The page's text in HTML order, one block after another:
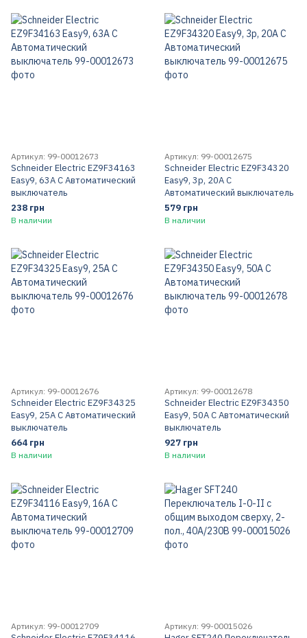
Артикул: 99-00012673
Schneider Electric EZ9F34163
Easy9, 63A C Автоматический
выключатель
238 грн
В наличии
Артикул: 99-00012675
Schneider Electric EZ9F34320
Easy9, 3p, 20A C
Автоматический выключатель
579 грн
В наличии
Артикул: 99-00012676
Schneider Electric EZ9F34325
Easy9, 25A C Автоматический
выключатель
664 грн
В наличии
Артикул: 99-00012678
Schneider Electric EZ9F34350
Easy9, 50A C Автоматический
выключатель
927 грн
В наличии
Артикул: 99-00012709 Артикул: 99-00015026